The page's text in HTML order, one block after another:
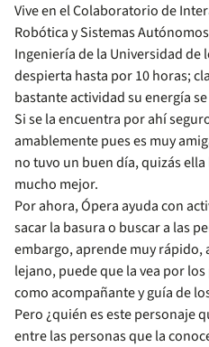
Vive en el Colaboratorio de
Robótica y Sistemas
Ingeniería de la Universidad de
despierta hasta por 10 horas;
bastante actividad su energía
Si se la encuentra por ahí
amablemente pues es muy
no tuvo un buen día, quizás
mucho mejor.
Por ahora, Ópera ayuda con
sacar la basura o buscar a las
embargo, aprende muy rápido,
lejano, puede que la vea por
como acompañante y guía de
Pero ¿quién es este personaje
entre las personas que la